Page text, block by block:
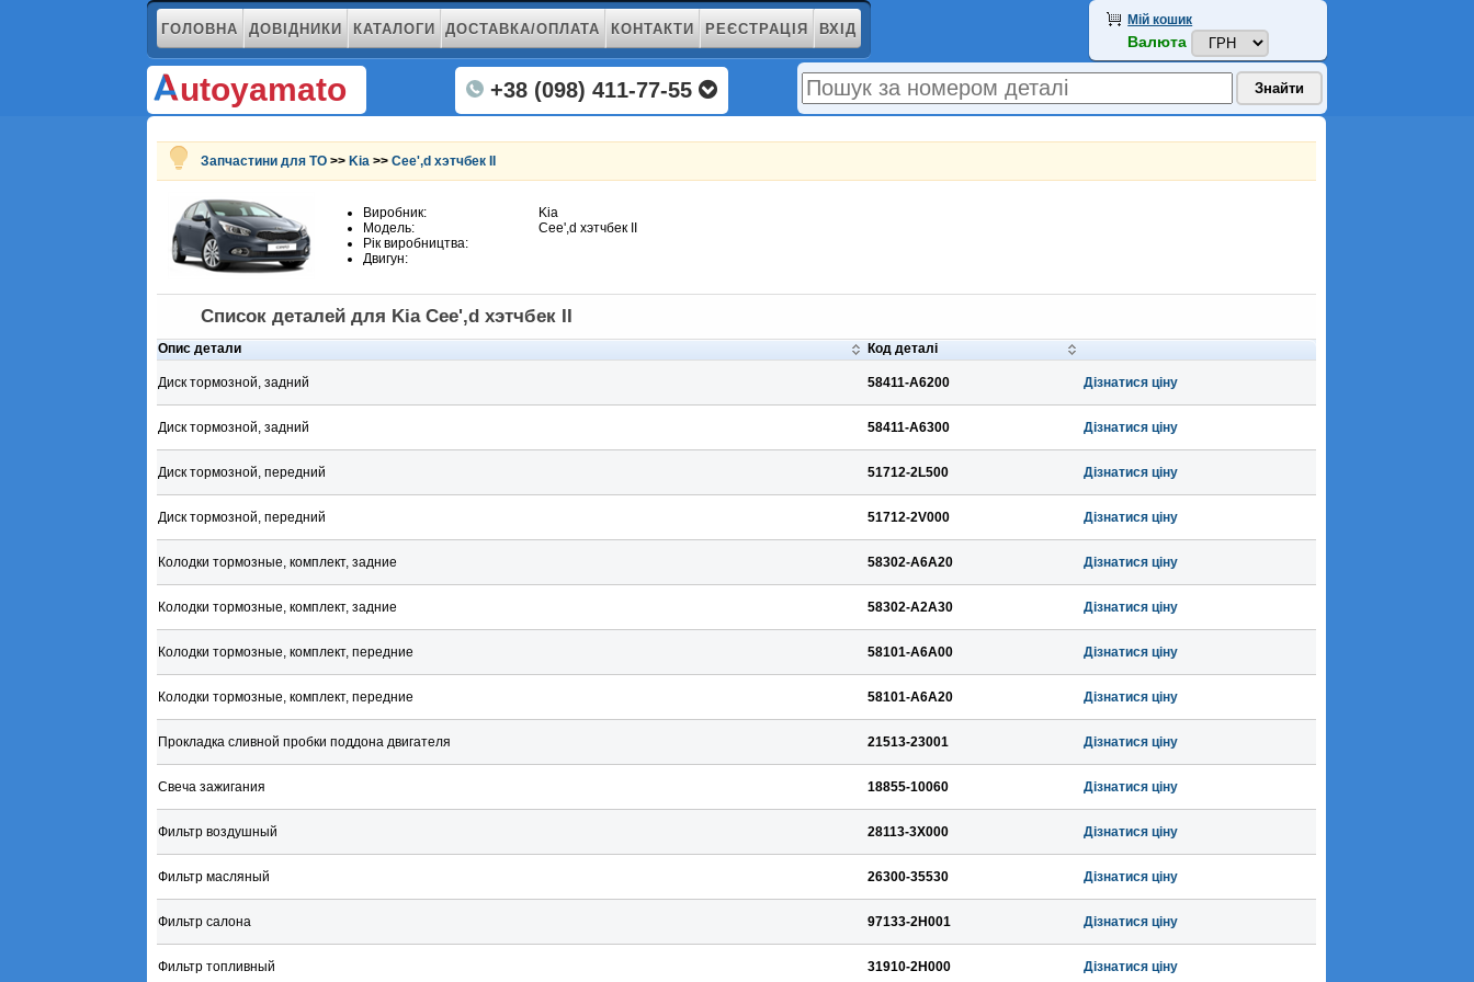
ГОЛОВНА ДОВІДНИКИ КАТАЛОГИ ДОСТАВКА/ОПЛАТА КОНТАКТИ РЕЄСТРАЦІЯ ВХІД
utoyamato +38 (098) 411-77-55
Мій кошик
Валюта
Запчастини для ТО >> Kia >>Cee',d хэтчбек II
Виробник:
Kia
Модель:
Cee',d хэтчбек II
Рік виробництва:
Двигун:
Список деталей для Kia Cee',d хэтчбек II
Опис детали Код деталі
Диск тормозной, задний 58411-A6200 Дізнатися ціну
Диск тормозной, задний 58411-A6300 Дізнатися ціну
Диск тормозной, передний 51712-2L500 Дізнатися ціну
Диск тормозной, передний 51712-2V000 Дізнатися ціну
Колодки тормозные, комплект, задние 58302-A6A20 Дізнатися ціну
Колодки тормозные, комплект, задние 58302-A2A30 Дізнатися ціну
Колодки тормозные, комплект, передние 58101-A6A00 Дізнатися ціну
Колодки тормозные, комплект, передние 58101-A6A20 Дізнатися ціну
Прокладка сливной пробки поддона двигателя 21513-23001 Дізнатися ціну
Свеча зажигания 18855-10060 Дізнатися ціну
Фильтр воздушный 28113-3X000 Дізнатися ціну
Фильтр масляный 26300-35530 Дізнатися ціну
Фильтр салона 97133-2H001 Дізнатися ціну
Фильтр топливный 31910-2H000 Дізнатися ціну